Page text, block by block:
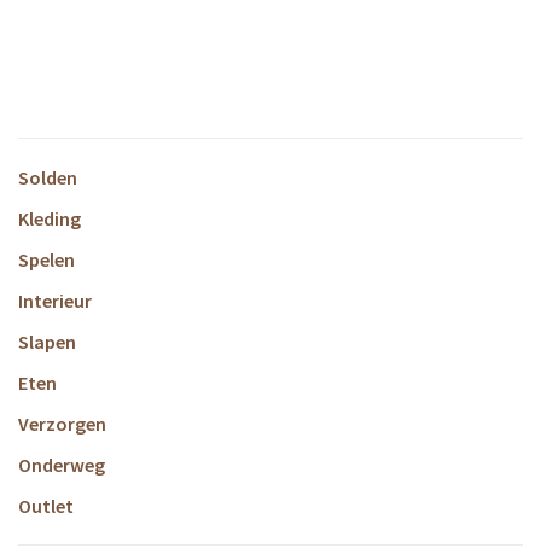
Solden
Kleding
Spelen
Interieur
Slapen
Eten
Verzorgen
Onderweg
Outlet